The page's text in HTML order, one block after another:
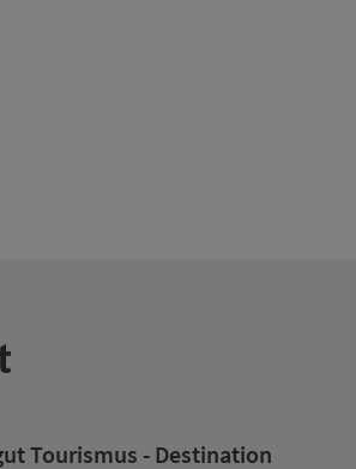
Tourismus - Destination